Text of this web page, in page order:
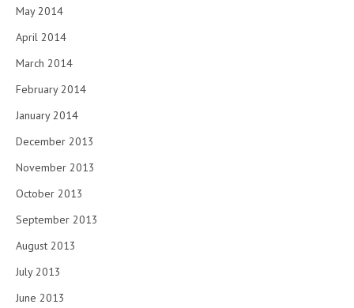
May 2014
April 2014
March 2014
February 2014
January 2014
December 2013
November 2013
October 2013
September 2013
August 2013
July 2013
June 2013